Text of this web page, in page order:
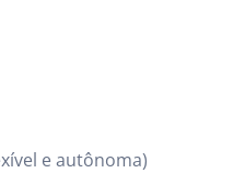
e autônoma)